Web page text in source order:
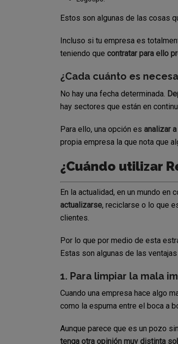
Estos son algunas de las cosas
Incluso si tu empresa es
teniendo que contratar para ello
¿Cada cuánto es
No hay una fecha determinada.
hay sectores que están en
Para ello, una opción es analizar
propia empresa la que nota que
¿Cuándo utilizar
En la actualidad, en un mundo
actualizarse, reciclarse o lo que
clientes.
Por lo que por medio de esta
Estas son algunas de las
1. Para limpiar la mala
Cuando una empresa hace algo
como la espuma entre el boca a
Aunque parece que es un pozo
tenga otra opinión muy distinta